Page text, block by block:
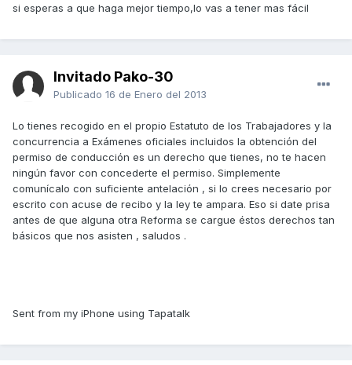
si esperas a que haga mejor tiempo,lo vas a tener mas fácil
Invitado Pako-30
Publicado 16 de Enero del 2013
Lo tienes recogido en el propio Estatuto de los Trabajadores y la
concurrencia a Exámenes oficiales incluidos la obtención del
permiso de conducción es un derecho que tienes, no te hacen
ningún favor con concederte el permiso. Simplemente
comunícalo con suficiente antelación , si lo crees necesario por
escrito con acuse de recibo y la ley te ampara. Eso si date prisa
antes de que alguna otra Reforma se cargue éstos derechos tan
básicos que nos asisten , saludos .
Sent from my iPhone using Tapatalk